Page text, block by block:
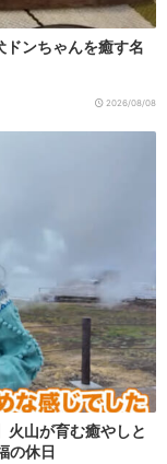
ドンちゃんを癒す名
2026/08/08
火山が育む癒やしと
の休日